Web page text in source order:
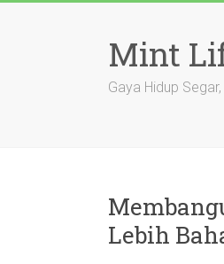
Mint
Gaya Hidup
Lebih